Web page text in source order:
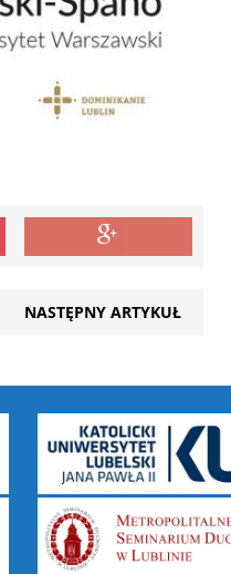
NASTĘPNY ARTYKUŁ